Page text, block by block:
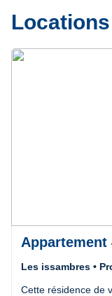
Précédent
Appartement
Les issambres •
Cette résidence de
Suivant